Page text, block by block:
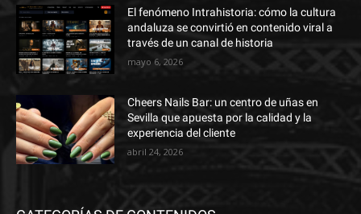
El fenómeno Intrahistoria: cómo la cultura
andaluza se convirtió en contenido viral a
través de un canal de historia
mayo 6, 2026
Cheers Nails Bar: un centro de uñas en
Sevilla que apuesta por la calidad y la
experiencia del cliente
abril 24, 2026